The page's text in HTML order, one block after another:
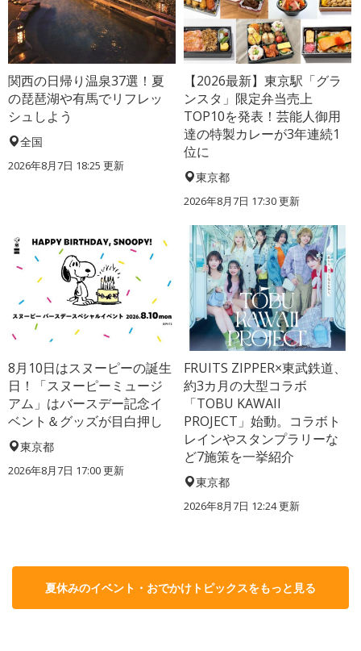
関西の日帰り温泉37選！夏
の琵琶湖や有馬でリフレッ
シュしよう
全国
2026年8月7日 18:25 更新
【2026最新】東京駅「グラ
ンスタ」限定弁当売上
TOP10を発表！芸能人御用
達の特製カレーが3年連続1
位に
東京都
2026年8月7日 17:30更新
8月10日はスヌーピーの誕生
日！「スヌーピーミュージ
アム」はバースデー記念イ
ベント＆グッズが目白押し
東京都
2026年8月7日 17:00更新
FRUITS ZIPPER×東武鉄道、
約3カ月の大型コラボ
「TOBU KAWAII
PROJECT」始動。コラボト
レインやスタンプラリーな
ど7施策を一挙紹介
東京都
2026年8月7日 12:24更新
夏休みのイベント・おでかけトピックスをもっと見る